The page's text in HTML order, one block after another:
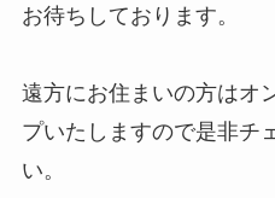
お待ちしております。
遠方にお住まいの方はオ
プいたしますので是非チ
い。